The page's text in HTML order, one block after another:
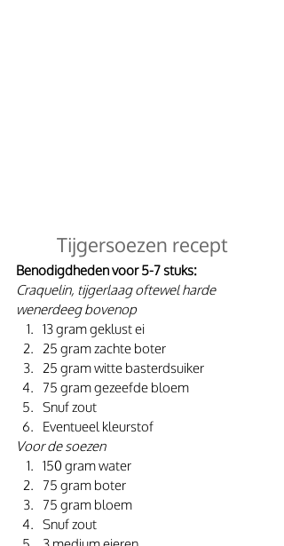
Tijgersoezen recept
Benodigdheden voor 5-7 stuks:
Craquelin, tijgerlaag oftewel harde
wenerdeeg bovenop
13 gram geklust ei
25 gram zachte boter
25 gram witte basterdsuiker
75 gram gezeefde bloem
Snuf zout
Eventueel kleurstof
Voor de soezen
150 gram water
75 gram boter
75 gram bloem
Snuf zout